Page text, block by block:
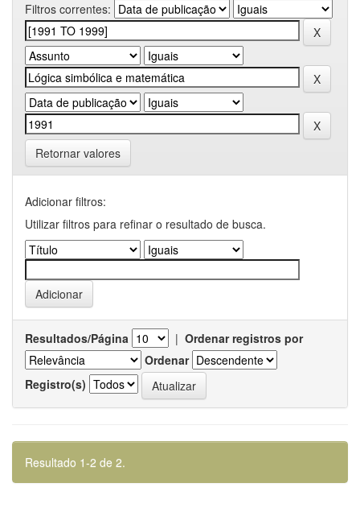
Filtros correntes:
Retornar valores
Adicionar filtros:
Utilizar filtros para refinar o resultado de busca.
Resultados/Página | Ordenar registros por
Ordenar
Registro(s)
Resultado 1-2 de 2.